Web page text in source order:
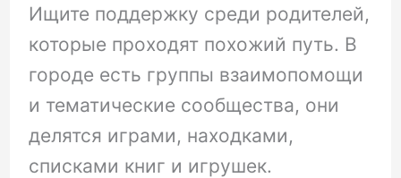
Ищите поддержку среди родителей,
которые проходят похожий путь. В
городе есть группы взаимопомощи
и тематические сообщества, они
делятся играми, находками,
списками книг и игрушек.